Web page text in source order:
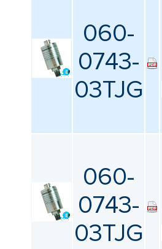
060-
0743-
03TJG
060-
0743-
03TJG